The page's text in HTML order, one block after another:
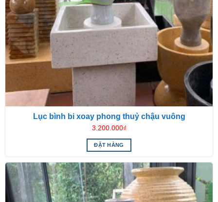
Lục bình bi xoay phong thuỷ chậu vuông
3.200.000₫
ĐẶT HÀNG